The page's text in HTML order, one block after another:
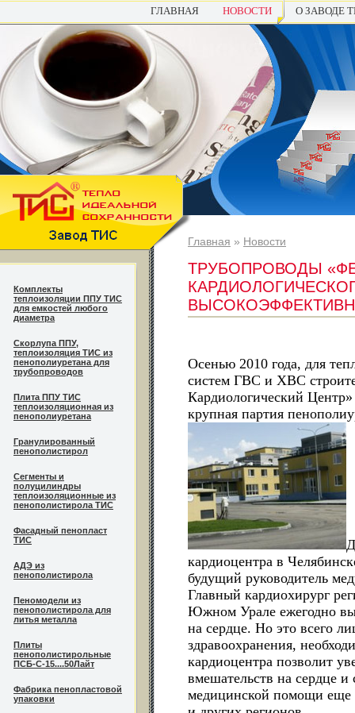
ГЛАВНАЯ НОВОСТИ О ЗАВОДЕ
Комплекты
теплоизоляции ППУ ТИС
для емкостей любого
диаметра
Cкорлупа ППУ,
теплоизоляция ТИС из
пенополиуретана для
трубопроводов
Плита ППУ ТИС
теплоизоляционная из
пенополиуретана
Гранулированный
пенополистирол
Сегменты и
полуцилиндры
теплоизоляционные из
пенополистирола ТИС
Фасадный пенопласт
ТИС
АДЭ из
пенополистирола
Пеномодели из
пенополистирола для
литья металла
Плиты
пенополистирольные
ПСБ-С-15....50Лайт
Фабрика пенопластовой
упаковки
Главная » Новости
ТРУБОПРОВОДЫ
Осенью 2010 года, для
систем ГВС и ХВС
Кардиологический
крупная партия
кардиоцентра в
будущий руководитель
Главный кардиохирург
Южном Урале ежегодно
на сердце. Но это всего
здравоохранения,
кардиоцентра позволит
вмешательств на сердце и
медицинской помощи еще